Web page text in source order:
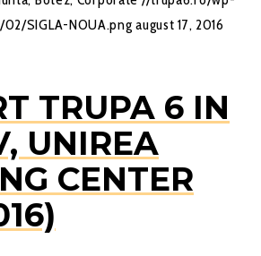
SIGLA-NOUA.png august 17, 2016
TRUPA 6 IN
UNIREA
CENTER